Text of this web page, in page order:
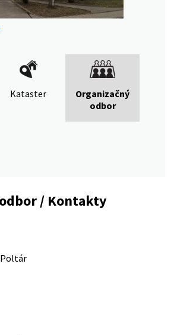
Kataster
Organizačný
odbor
/ Kontakty
Poltár